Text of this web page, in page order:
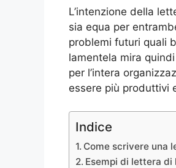
L’intenzione della
sia equa per
problemi futuri quali
lamentela mira
per l’intera
essere più produttivi
Indice
Come scrivere una
Esempi di lettera